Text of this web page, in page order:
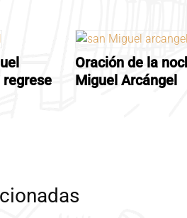
regrese
Oración de la
Miguel Arcángel